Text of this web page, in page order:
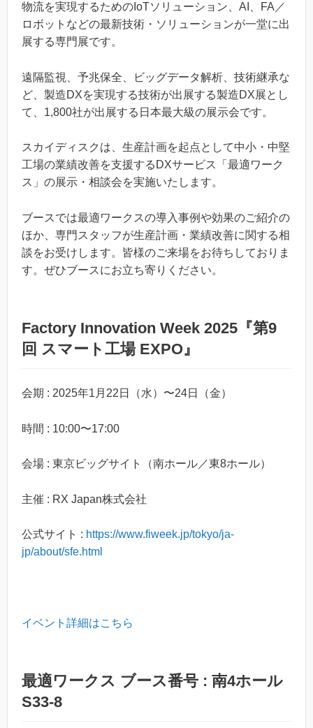
物流を実現するためのIoTソリューション、AI、FA／
ロボットなどの最新技術・ソリューションが一堂に出
展する専門展です。
遠隔監視、予兆保全、ビッグデータ解析、技術継承な
ど、製造DXを実現する技術が出展する製造DX展とし
て、1,800社が出展する日本最大級の展示会です。
スカイディスクは、生産計画を起点として中小・中堅
工場の業績改善を支援するDXサービス「最適ワーク
ス」の展示・相談会を実施いたします。
ブースでは最適ワークスの導入事例や効果のご紹介の
ほか、専門スタッフが生産計画・業績改善に関する相
談をお受けします。皆様のご来場をお待ちしておりま
す。ぜひブースにお立ち寄りください。
Factory Innovation Week 2025『第9
回 スマート工場 EXPO』
会期 : 2025年1月22日（水）〜24日（金）
時間 : 10:00〜17:00
会場 : 東京ビッグサイト（南ホール／東8ホール）
主催 : RX Japan株式会社
公式サイト : https://www.fiweek.jp/tokyo/ja-
jp/about/sfe.html
イベント詳細はこちら
最適ワークス ブース番号 : 南4ホール
S33-8